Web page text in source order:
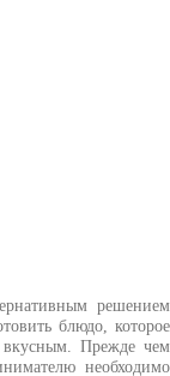
решением
блюдо, которое
Прежде чем
необходимо